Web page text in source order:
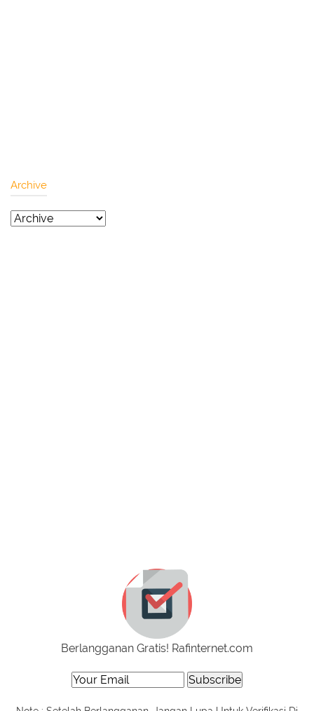
Archive
Berlangganan Gratis! Rafinternet.com